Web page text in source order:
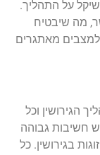
על התהליך.
מה שיבטיח
למצבים מאתגרים
הגירושין וכל
חשיבות גבוהה
בגירושין. כל